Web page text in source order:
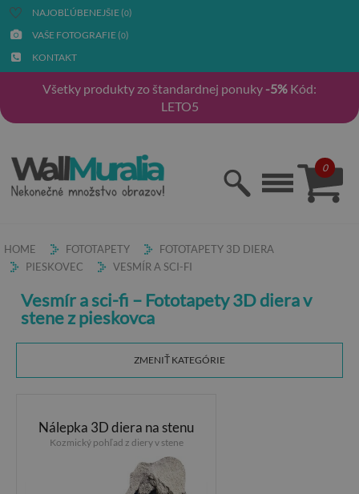
NAJOBĽÚBENEJŠIE (0)
VAŠE FOTOGRAFIE (0)
KONTAKT
Všetky produkty zo štandardnej ponuky -5% Kód:
LETO5
0
HOME FOTOTAPETY
FOTOTAPETY 3D DIERA
PIESKOVEC
VESMÍR A SCI-FI
Vesmír a sci-fi – Fototapety 3D diera v
stene z pieskovca
ZMENIŤ KATEGÓRIE
Nálepka 3D diera na stenu
Kozmický pohľad z diery v stene